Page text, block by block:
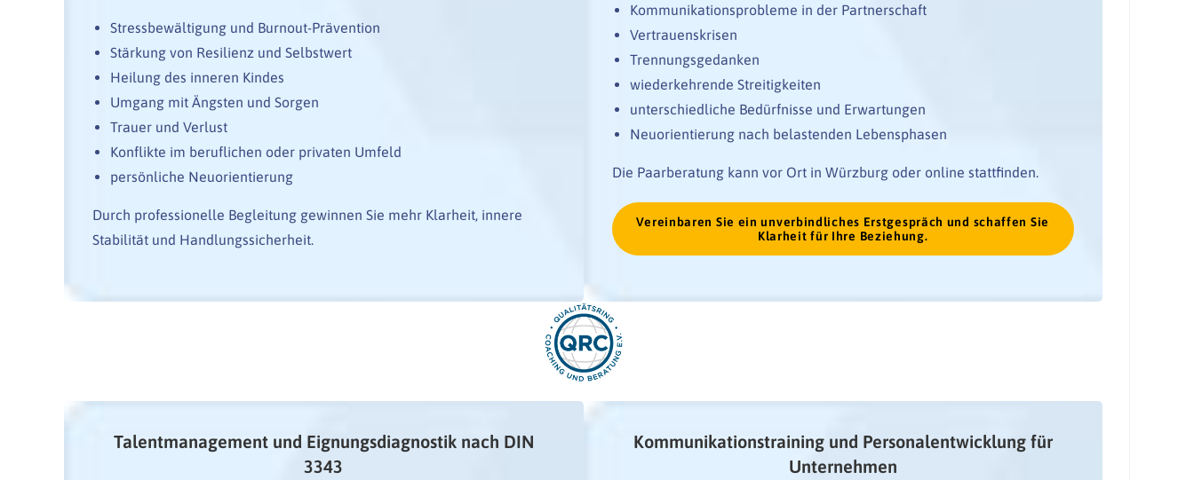
Stressbewältigung und Burnout-Prävention
Stärkung von Resilienz und Selbstwert
Heilung des inneren Kindes
Umgang mit Ängsten und Sorgen
Trauer und Verlust
Konflikte im beruflichen oder privaten Umfeld
persönliche Neuorientierung
Durch professionelle Begleitung gewinnen Sie mehr Klarheit, innere
Stabilität und Handlungssicherheit.
Kommunikationsprobleme in der Partnerschaft
Vertrauenskrisen
Trennungsgedanken
wiederkehrende Streitigkeiten
unterschiedliche Bedürfnisse und Erwartungen
Neuorientierung nach belastenden Lebensphasen
Die Paarberatung kann vor Ort in Würzburg oder online stattfinden.
Vereinbaren Sie ein unverbindliches Erstgespräch und schaffen Sie
Klarheit für Ihre Beziehung.
Talentmanagement und Eignungsdiagnostik nach DIN
3343
Kommunikationstraining und Personalentwicklung für
Unternehmen